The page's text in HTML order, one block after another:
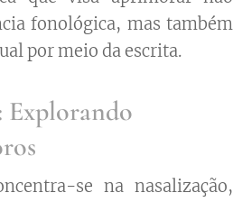
fonológica, mas também
por meio da escrita.
Explorando
se na nasalização,